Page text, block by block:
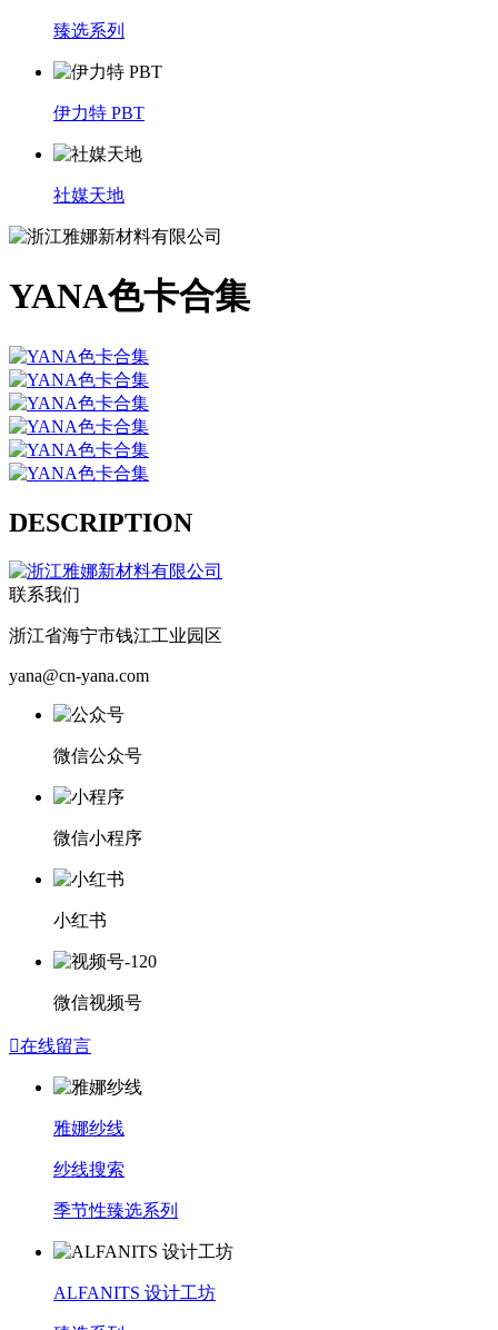
臻选系列
伊力特 PBT
社媒天地
YANA色卡合集
DESCRIPTION
联系我们
浙江省海宁市钱江工业园区
yana@cn-yana.com
微信公众号
微信小程序
小红书
微信视频号
在线留言
雅娜纱线
纱线搜索
季节性臻选系列
ALFANITS 设计工坊